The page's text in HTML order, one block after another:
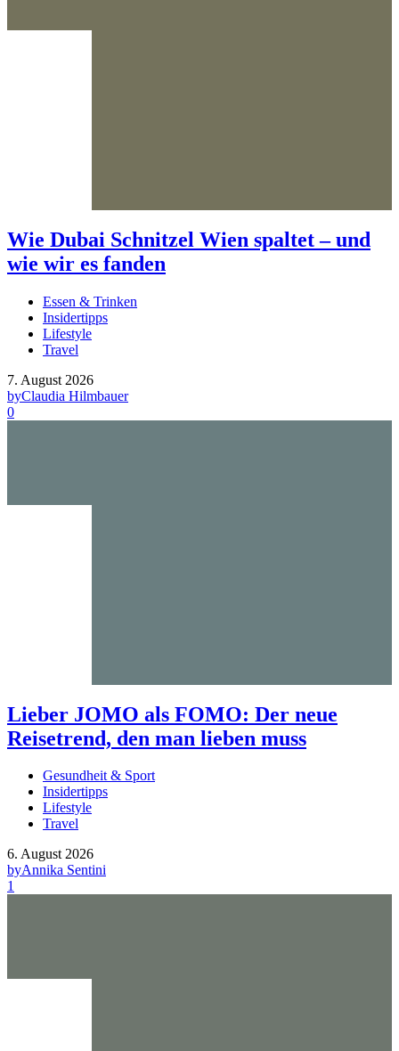
Wie Dubai Schnitzel Wien spaltet – und
wie wir es fanden
Essen & Trinken
Insidertipps
Lifestyle
Travel
7. August 2026
byClaudia Hilmbauer
0
Lieber JOMO als FOMO: Der neue
Reisetrend, den man lieben muss
Gesundheit & Sport
Insidertipps
Lifestyle
Travel
6. August 2026
byAnnika Sentini
1